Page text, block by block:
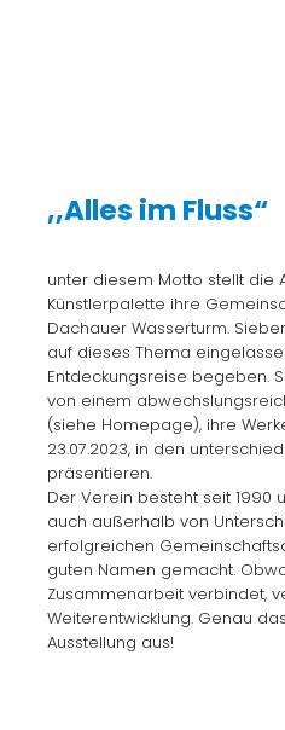
,,Alles im Fluss“
unter diesem Motto stellt die
Künstlerpalette ihre
Dachauer Wasserturm.
auf dieses Thema
Entdeckungsreise begeben.
von einem
(siehe Homepage), ihre
23.07.2023, in den
präsentieren.
Der Verein besteht seit 1990
auch außerhalb von
erfolgreichen
guten Namen gemacht.
Zusammenarbeit verbindet,
Weiterentwicklung. Genau
Ausstellung aus!